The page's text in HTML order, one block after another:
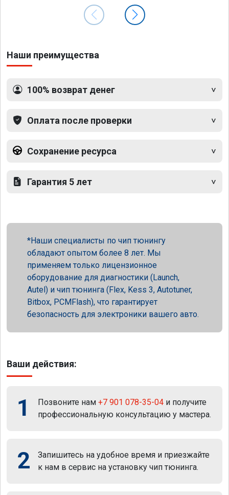
Наши преимущества
100% возврат денег
Оплата после проверки
Сохранение ресурса
Гарантия 5 лет
Наши специалисты по чип тюнингу
обладают опытом более 8 лет. Мы
применяем только лицензионное
оборудование для диагностики (Launch,
Autel) и чип тюнинга (Flex, Kess 3, Autotuner,
Bitbox, PCMFlash), что гарантирует
безопасность для электроники вашего авто.
Ваши действия:
1 Позвоните нам +7 901 078-35-04 и получите
профессиональную консультацию у мастера.
2
Запишитесь на удобное время и приезжайте
к нам в сервис на установку чип тюнинга.